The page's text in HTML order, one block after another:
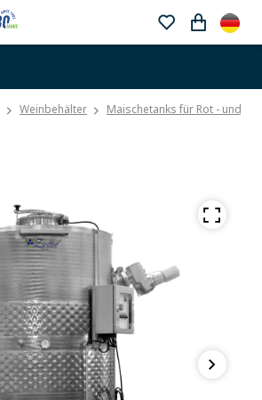
Weinbehälter Maischetanks für Rot - und